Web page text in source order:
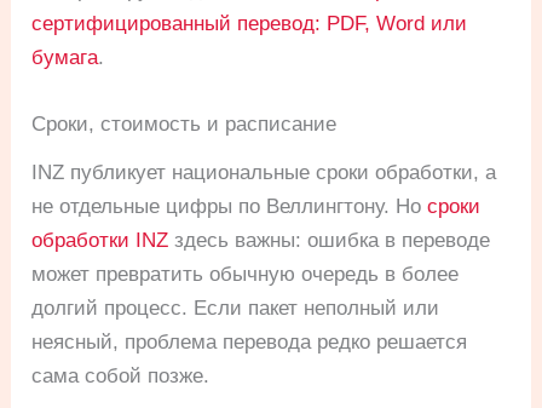
сертифицированный перевод: PDF, Word или
бумага.
Сроки, стоимость и расписание
INZ публикует национальные сроки обработки, а
не отдельные цифры по Веллингтону. Носроки
обработки INZ здесь важны: ошибка в переводе
может превратить обычную очередь в более
долгий процесс. Если пакет неполный или
неясный, проблема перевода редко решается
сама собой позже.